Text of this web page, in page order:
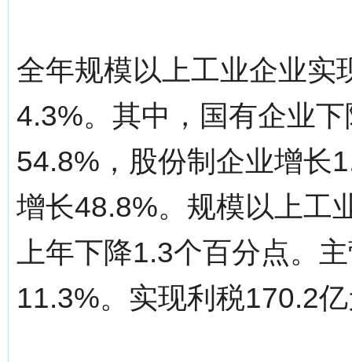
全年规模以上工业企业实
4.3%。其中，国有企业
54.8%，股份制企业增长
增长48.8%。规模以上工
上年下降1.3个百分点。
11.3%。实现利税170.2